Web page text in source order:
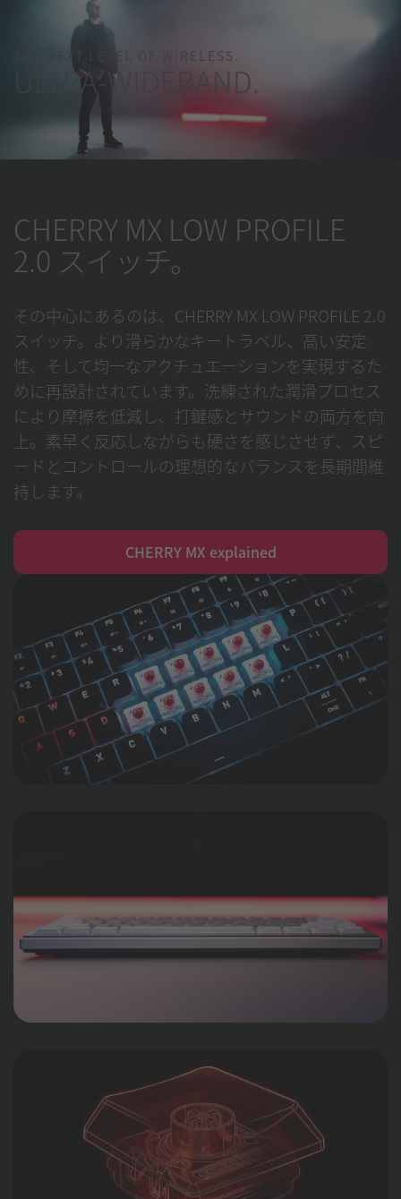
THE NEXT LEVEL OF WIRELESS.
ULTRA-WIDEBAND.
CHERRY MX LOW PROFILE
2.0 スイッチ。
その中心にあるのは、CHERRY MX LOW PROFILE 2.0
スイッチ。より滑らかなキートラベル、高い安定
性、そして均一なアクチュエーションを実現するた
めに再設計されています。洗練された潤滑プロセス
により摩擦を低減し、打鍵感とサウンドの両方を向
上。素早く反応しながらも硬さを感じさせず、スピ
ードとコントロールの理想的なバランスを長期間維
持します。
CHERRY MX explained